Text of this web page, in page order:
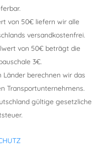
von 50€ liefern wir alle
versandkostenfrei.
von 50€ beträgt die
3€.
Länder berechnen wir das
Transportunternehmens.
gültige gesetzliche